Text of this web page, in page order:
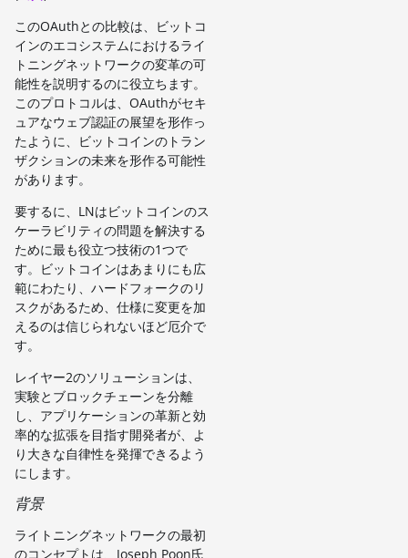
このOAuthとの比較は、ビットコ
インのエコシステムにおけるライ
トニングネットワークの変革の可
能性を説明するのに役立ちます。
このプロトコルは、OAuthがセキ
ュアなウェブ認証の展望を形作っ
たように、ビットコインのトラン
ザクションの未来を形作る可能性
があります。
要するに、LNはビットコインのス
ケーラビリティの問題を解決する
ために最も役立つ技術の1つで
す。ビットコインはあまりにも広
範にわたり、ハードフォークのリ
スクがあるため、仕様に変更を加
えるのは信じられないほど厄介で
す。
レイヤー2のソリューションは、
実験とブロックチェーンを分離
し、アプリケーションの革新と効
率的な拡張を目指す開発者が、よ
り大きな自律性を発揮できるよう
にします。
背景
ライトニングネットワークの最初
のコンセプトは、Joseph Poon氏